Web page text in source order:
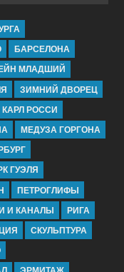
БАРСЕЛОНА
МЛАДШИЙ
ЗИМНИЙ ДВОРЕЦ
КАРЛ РОССИ
МЕДУЗА ГОРГОНА
ГУЭЛЯ
ПЕТРОГЛИФЫ
И КАНАЛЫ
РИГА
СКУЛЬПТУРА